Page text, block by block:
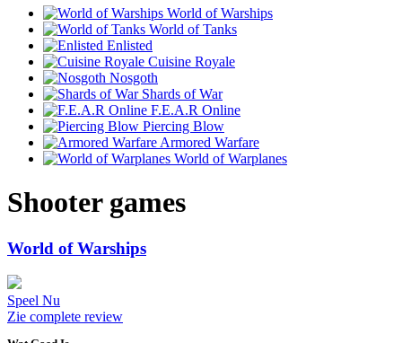
World of Warships
World of Tanks
Enlisted
Cuisine Royale
Nosgoth
Shards of War
F.E.A.R Online
Piercing Blow
Armored Warfare
World of Warplanes
Shooter games
World of Warships
Speel Nu
Zie complete review